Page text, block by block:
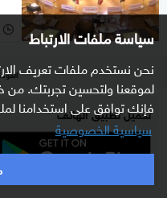
سياسة ملفات الارتباط
نحن نستخدم ملفات تعريف
لموقعنا ولتحسين تجربتك. من
فإنك توافق على استخدامنا
سياسية الخصوصية
l
تحميل تطبيق الهاتف